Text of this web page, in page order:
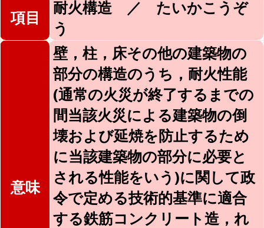
項目
耐火構造 ／ たいかこうぞ
う
意味
壁，柱，床その他の建築物の
部分の構造のうち，耐火性能
(通常の火災が終了するまでの
間当該火災による建築物の倒
壊および延焼を防止するため
に当該建築物の部分に必要と
される性能をいう)に関して政
令で定める技術的基準に適合
する鉄筋コンクリート造，れ